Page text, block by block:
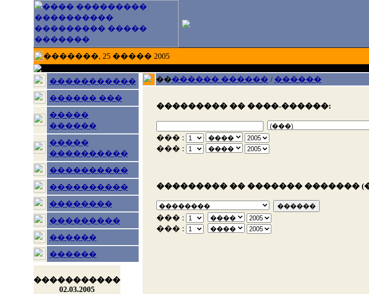
�������, 25 ����� 2005
�����������
������ ���
�����
������
�����
����������
����������
����������
��������
���������
������
������
�����������
02.03.2005
�������� ������ / ������
��������� �� ����-������:
��� :
��� :
��������� �� ������� �������
��� :
��� :